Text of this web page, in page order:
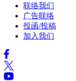
联络我们
广告联络
投函/投稿
加入我们